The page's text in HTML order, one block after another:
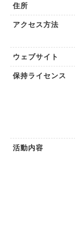
住所
アクセス方法
ウェブサイト
保持ライセンス
活動内容